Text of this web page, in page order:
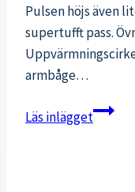
Pulsen höjs även
supertufft pass.
armbåge…
Läs inläggetLucka